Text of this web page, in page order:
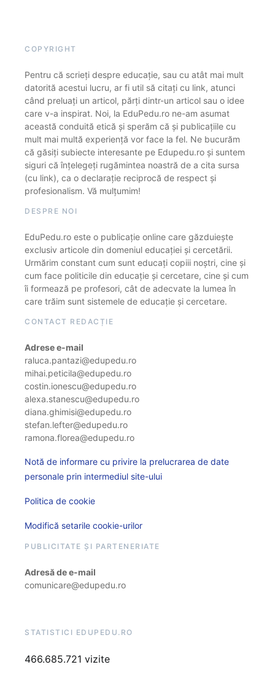
COPYRIGHT
Pentru că scrieți despre educație, sau cu atât mai mult
datorită acestui lucru, ar fi util să citați cu link, atunci
când preluați un articol, părți dintr-un articol sau o idee
care v-a inspirat. Noi, la EduPedu.ro ne-am asumat
această conduită etică și sperăm că și publicațiile cu
mult mai multă experiență vor face la fel. Ne bucurăm
că găsiți subiecte interesante pe Edupedu.ro și suntem
siguri că înțelegeți rugămintea noastră de a cita sursa
(cu link), ca o declarație reciprocă de respect și
profesionalism. Vă mulțumim!
DESPRE NOI
EduPedu.ro este o publicație online care găzduiește
exclusiv articole din domeniul educației și cercetării.
Urmărim constant cum sunt educați copiii noștri, cine și
cum face politicile din educație și cercetare, cine și cum
îi formează pe profesori, cât de adecvate la lumea în
care trăim sunt sistemele de educație și cercetare.
CONTACT REDACȚIE
Adrese e-mail
raluca.pantazi@edupedu.ro
mihai.peticila@edupedu.ro
costin.ionescu@edupedu.ro
alexa.stanescu@edupedu.ro
diana.ghimisi@edupedu.ro
stefan.lefter@edupedu.ro
ramona.florea@edupedu.ro
Notă de informare cu privire la prelucrarea de date
personale prin intermediul site-ului
Politica de cookie
Modifică setarile cookie-urilor
PUBLICITATE ȘI PARTENERIATE
Adresă de e-mail
comunicare@edupedu.ro
STATISTICI EDUPEDU.RO
466.685.721 vizite